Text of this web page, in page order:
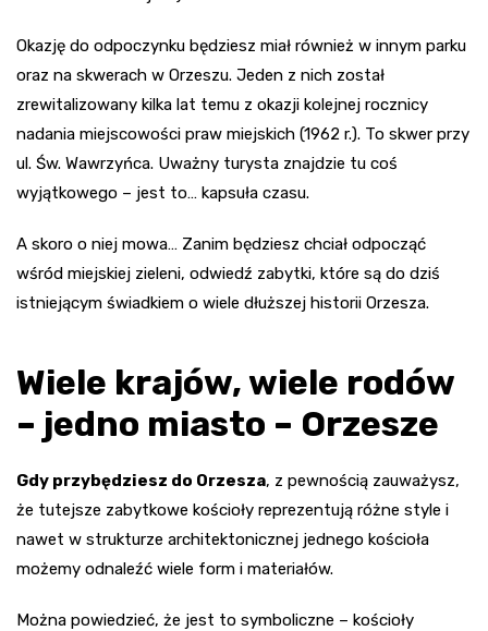
Okazję do odpoczynku będziesz miał również w innym parku
oraz na skwerach w Orzeszu. Jeden z nich został
zrewitalizowany kilka lat temu z okazji kolejnej rocznicy
nadania miejscowości praw miejskich (1962 r.). To skwer przy
ul. Św. Wawrzyńca. Uważny turysta znajdzie tu coś
wyjątkowego – jest to… kapsuła czasu.
A skoro o niej mowa… Zanim będziesz chciał odpocząć
wśród miejskiej zieleni, odwiedź zabytki, które są do dziś
istniejącym świadkiem o wiele dłuższej historii Orzesza.
Wiele krajów, wiele rodów
– jedno miasto – Orzesze
Gdy przybędziesz do Orzesza, z pewnością zauważysz,
że tutejsze zabytkowe kościoły reprezentują różne style i
nawet w strukturze architektonicznej jednego kościoła
możemy odnaleźć wiele form i materiałów.
Można powiedzieć, że jest to symboliczne – kościoły